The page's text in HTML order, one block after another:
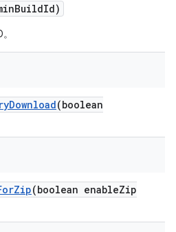
BuildId)
Download(boolean
Zip(boolean enableZip